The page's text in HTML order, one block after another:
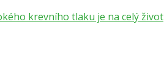
krevního tlaku je na celý život